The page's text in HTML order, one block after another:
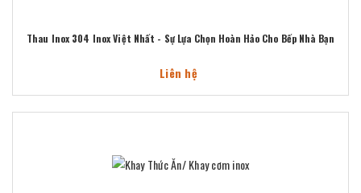
Thau Inox 304 Inox Việt Nhất - Sự Lựa Chọn Hoàn Hảo Cho Bếp Nhà Bạn
Liên hệ